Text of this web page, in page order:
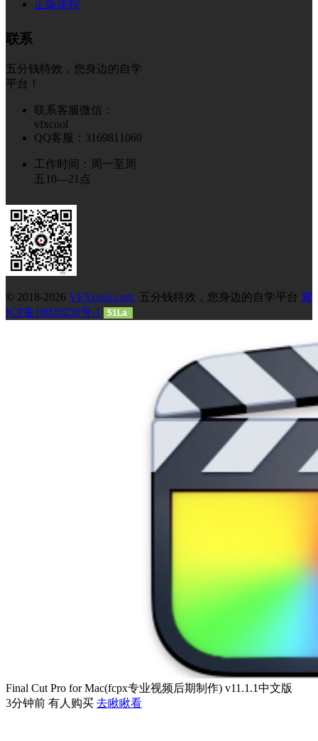
正版课程
联系
五分钱特效，您身边的自学
平台！
联系客服微信：
vfxcool
QQ客服：3169811060
工作时间：周一至周
五10—21点
© 2018-2026 VFXcool.com 五分钱特效，您身边的自学平台 冀
ICP备18026256号-1
51La
Final Cut Pro for Mac(fcpx专业视频后期制作) v11.1.1中文版
3分钟前 有人购买 去瞅瞅看